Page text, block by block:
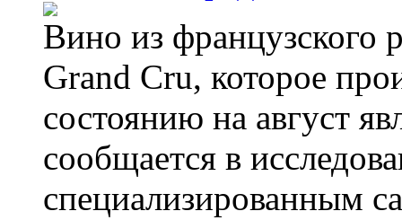
Вино из французского
Grand Cru, которое
состоянию на август
сообщается в
специализированным